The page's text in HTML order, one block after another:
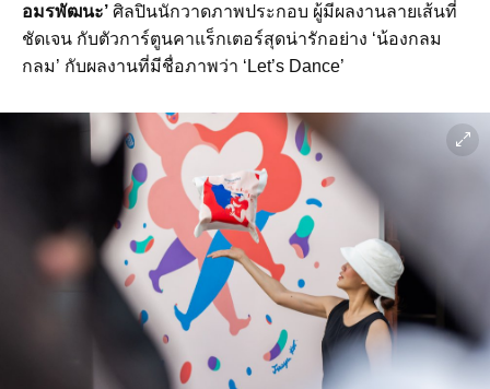
อมรพัฒนะ’ ศิลปินนักวาดภาพประกอบ ผู้มีผลงานลายเส้นที่
ชัดเจน กับตัวการ์ตูนคาแร็กเตอร์สุดน่ารักอย่าง ‘น้องกลม
กลม’ กับผลงานที่มีชื่อภาพว่า ‘Let’s Dance’